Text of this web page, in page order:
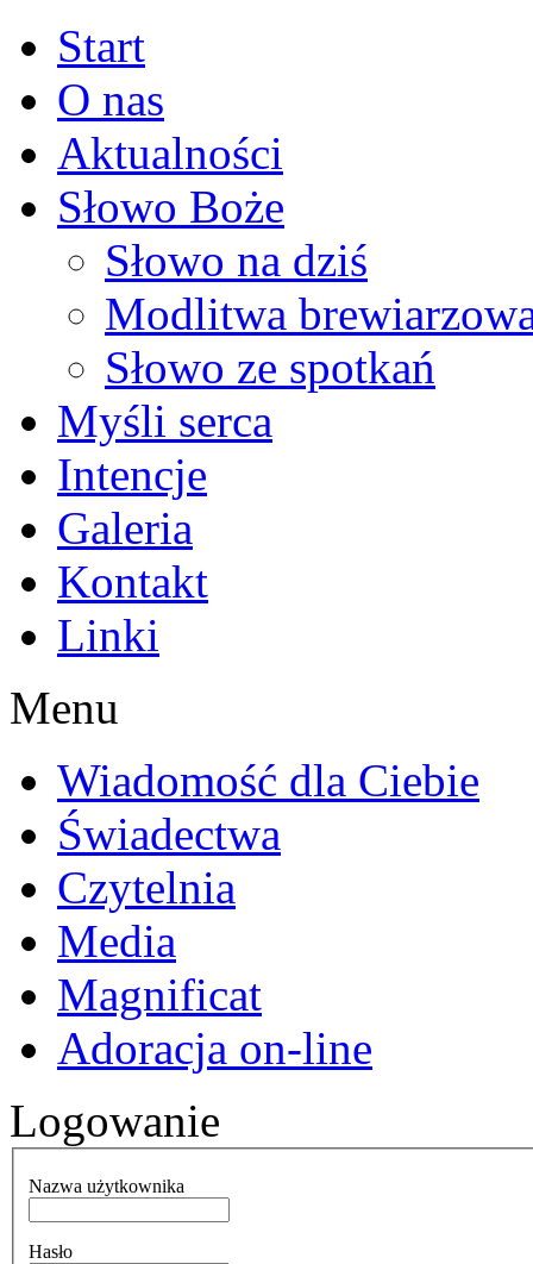
Start
O nas
Aktualności
Słowo Boże
Słowo na dziś
Modlitwa
Słowo ze spotkań
Myśli serca
Intencje
Galeria
Kontakt
Linki
Menu
Wiadomość dla Ciebie
Świadectwa
Czytelnia
Media
Magnificat
Adoracja on-line
Logowanie
Nazwa użytkownika
Hasło